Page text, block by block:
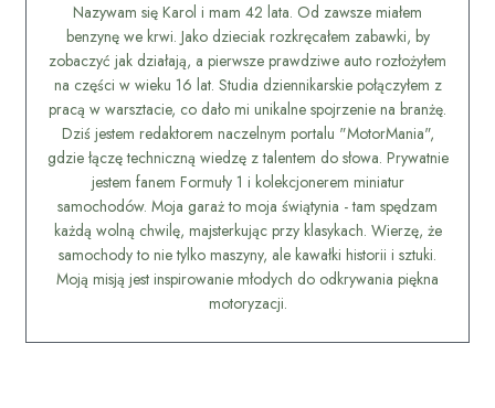
Nazywam się Karol i mam 42 lata. Od zawsze miałem
benzynę we krwi. Jako dzieciak rozkręcałem zabawki, by
zobaczyć jak działają, a pierwsze prawdziwe auto rozłożyłem
na części w wieku 16 lat. Studia dziennikarskie połączyłem z
pracą w warsztacie, co dało mi unikalne spojrzenie na branżę.
Dziś jestem redaktorem naczelnym portalu "MotorMania",
gdzie łączę techniczną wiedzę z talentem do słowa. Prywatnie
jestem fanem Formuły 1 i kolekcjonerem miniatur
samochodów. Moja garaż to moja świątynia - tam spędzam
każdą wolną chwilę, majsterkując przy klasykach. Wierzę, że
samochody to nie tylko maszyny, ale kawałki historii i sztuki.
Moją misją jest inspirowanie młodych do odkrywania piękna
motoryzacji.